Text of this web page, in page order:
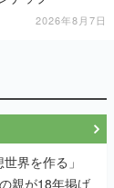
2026年8月7日
界を作る」
親が18年掲げ